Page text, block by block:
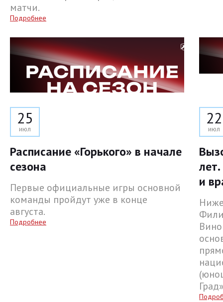
матчи.
Подробнее
25
июл
Расписание «Горького» в начале
сезона
Первые официальные игры основной
команды пройдут уже в конце
августа.
Подробнее
22
июл
и